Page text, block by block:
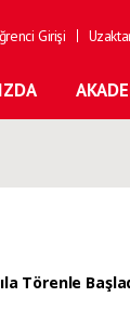
Girişi
Törenle